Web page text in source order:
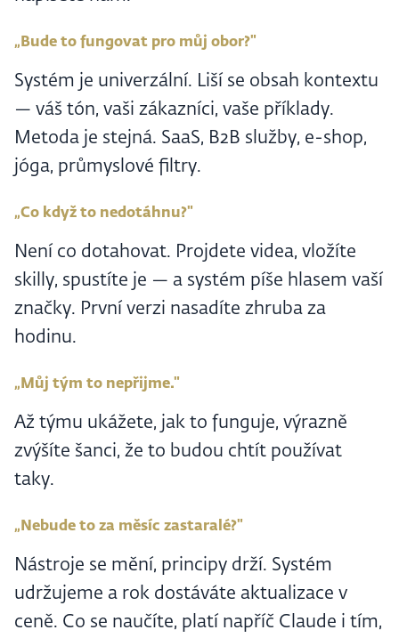
„Bude to fungovat pro můj obor?"
Systém je univerzální. Liší se obsah kontextu
— váš tón, vaši zákazníci, vaše příklady.
Metoda je stejná. SaaS, B2B služby, e-shop,
jóga, průmyslové filtry.
„Co když to nedotáhnu?"
Není co dotahovat. Projdete videa, vložíte
skilly, spustíte je — a systém píše hlasem vaší
značky. První verzi nasadíte zhruba za
hodinu.
„Můj tým to nepřijme."
Až týmu ukážete, jak to funguje, výrazně
zvýšíte šanci, že to budou chtít používat
taky.
„Nebude to za měsíc zastaralé?"
Nástroje se mění, principy drží. Systém
udržujeme a rok dostáváte aktualizace v
ceně. Co se naučíte, platí napříč Claude i tím,